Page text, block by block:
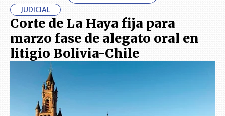
JUDICIAL
Corte de La Haya fija para
marzo fase de alegato oral en
litigio Bolivia-Chile